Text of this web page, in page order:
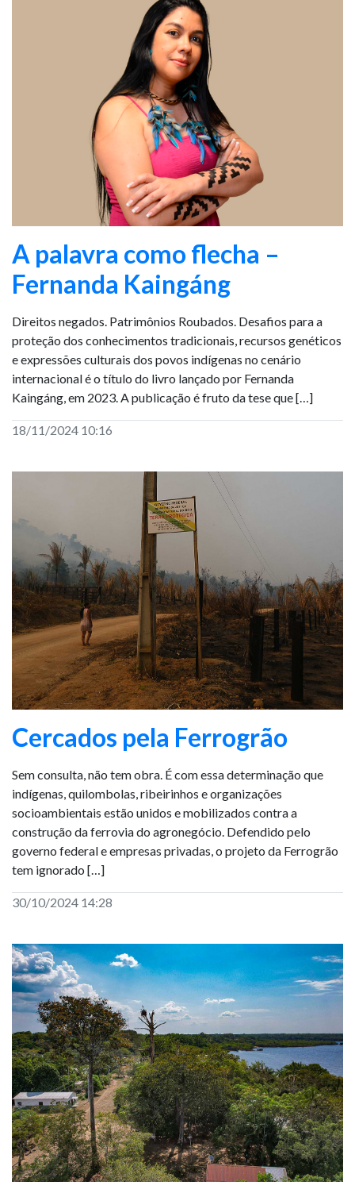
A palavra como flecha –
Fernanda Kaingáng
Direitos negados. Patrimônios Roubados. Desafios para a
proteção dos conhecimentos tradicionais, recursos genéticos
e expressões culturais dos povos indígenas no cenário
internacional é o título do livro lançado por Fernanda
Kaingáng, em 2023. A publicação é fruto da tese que […]
18/11/2024 10:16
Cercados pela Ferrogrão
Sem consulta, não tem obra. É com essa determinação que
indígenas, quilombolas, ribeirinhos e organizações
socioambientais estão unidos e mobilizados contra a
construção da ferrovia do agronegócio. Defendido pelo
governo federal e empresas privadas, o projeto da Ferrogrão
tem ignorado […]
30/10/2024 14:28